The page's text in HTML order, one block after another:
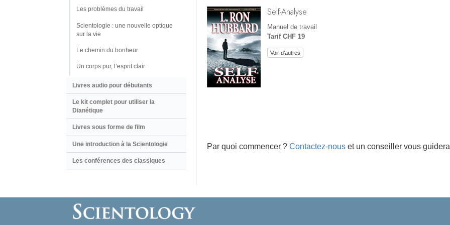
Self-Analyse
Manuel de travail
Tarif CHF 19
Voir d’autres
Par quoi commencer ? Contactez-nous et un conseiller vous
Les problèmes du travail
Scientologie : une nouvelle optique
sur la vie
Le chemin du bonheur
Un corps pur, l’esprit clair
Livres audio pour débutants
Le kit complet pour utiliser la
Dianétique
Livres sous forme de film
Une introduction à la Scientologie
Les conférences des classiques